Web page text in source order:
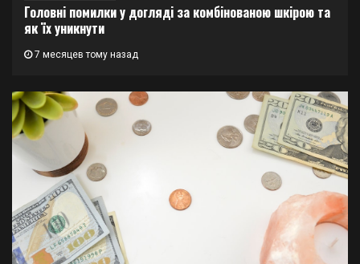
Головні помилки у догляді за комбінованою шкірою та
як їх уникнути
7 месяцев тому назад